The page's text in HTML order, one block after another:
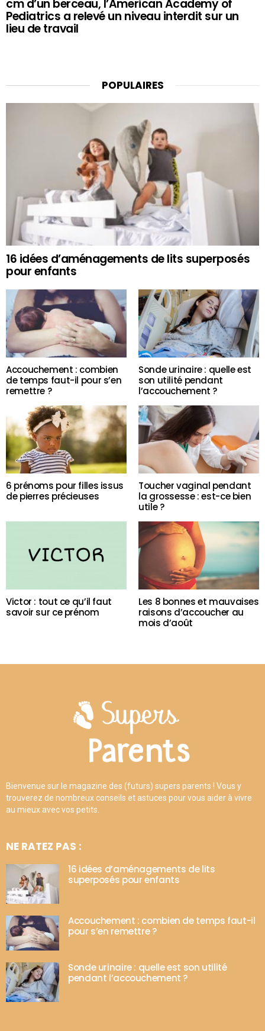
cm d’un berceau, l’American Academy of
Pediatrics a relevé un niveau interdit sur un
lieu de travail
POPULAIRES
16 idées d’aménagements de lits superposés
pour enfants
Accouchement : combien
de temps faut-il pour s’en
remettre ?
Sonde urinaire : quelle est
son utilité pendant
l’accouchement ?
6 prénoms pour filles issus
de pierres précieuses
Toucher vaginal pendant
la grossesse : est-ce bien
utile ?
Victor : tout ce qu’il faut
savoir sur ce prénom
Les 8 bonnes et mauvaises
raisons d’accoucher au
mois d’août
Bienvenue sur le magazine des (futurs) supers parents ! Vous y
trouverez de nombreux conseils et astuces pour vous aider à vivre
au mieux avec vos petits.
NE RATEZ PAS :
16 idées d’aménagements de lits
superposés pour enfants
Accouchement : combien de temps faut-il
pour s’en remettre ?
Sonde urinaire : quelle est son utilité
pendant l’accouchement ?